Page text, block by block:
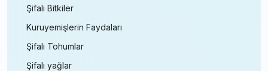
Şifalı Bitkiler
Kuruyemişlerin Faydaları
Şifalı Tohumlar
Şifalı yağlar